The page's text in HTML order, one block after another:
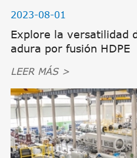
2023-08-01
Explore la versatilidad
adura por fusión HDPE
LEER MÁS >